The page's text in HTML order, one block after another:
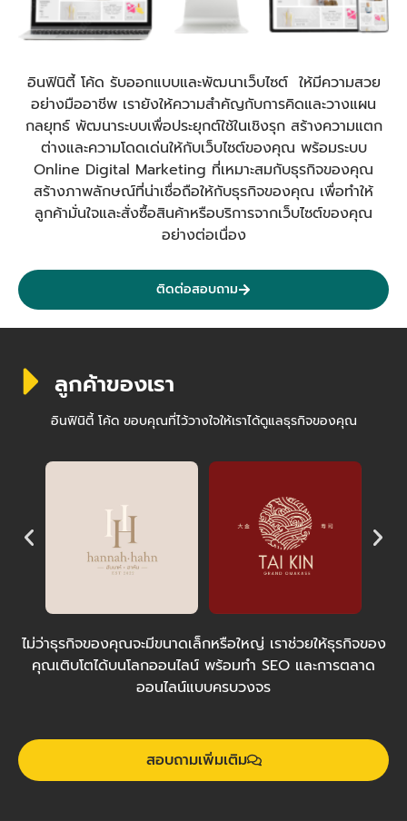
อินฟินิตี้ โค้ด รับออกแบบและพัฒนาเว็บไซต์ ให้มีความสวย
อย่างมืออาชีพ เรายังให้ความสำคัญกับการคิดและวางแผน
กลยุทธ์ พัฒนาระบบเพื่อประยุกต์ใช้ในเชิงรุก สร้างความแตก
ต่างและความโดดเด่นให้กับเว็บไซต์ของคุณ พร้อมระบบ
Online Digital Marketing ที่เหมาะสมกับธุรกิจของคุณ
สร้างภาพลักษณ์ที่น่าเชื่อถือให้กับธุรกิจของคุณ เพื่อทำให้
ลูกค้ามั่นใจและสั่งซื้อสินค้าหรือบริการจากเว็บไซต์ของคุณ
อย่างต่อเนื่อง
ติดต่อสอบถาม
ลูกค้าของเรา
อินฟินิตี้ โค้ด ขอบคุณที่ไว้วางใจให้เราได้ดูแลธุรกิจของคุณ
ไม่ว่าธุรกิจของคุณจะมีขนาดเล็กหรือใหญ่ เราช่วยให้ธุรกิจของ
คุณเติบโตได้บนโลกออนไลน์ พร้อมทำ SEO และการตลาด
ออนไลน์แบบครบวงจร
สอบถามเพิ่มเติม